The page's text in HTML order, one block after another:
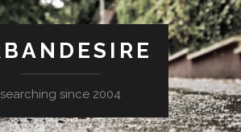
searching since 2004